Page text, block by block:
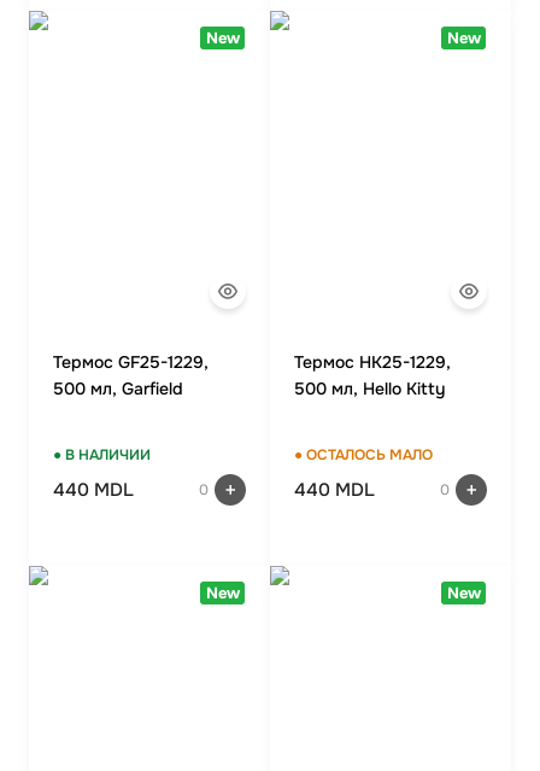
New
Термос GF25-1229,
500 мл, Garfield
● В НАЛИЧИИ
440 MDL 0
New
Термос HK25-1229,
500 мл, Hello Kitty
● ОСТАЛОСЬ МАЛО
440 MDL 0
New New